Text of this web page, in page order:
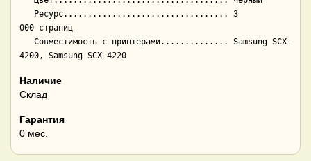
000 страниц
Наличие
Склад
Гарантия
0 мес.